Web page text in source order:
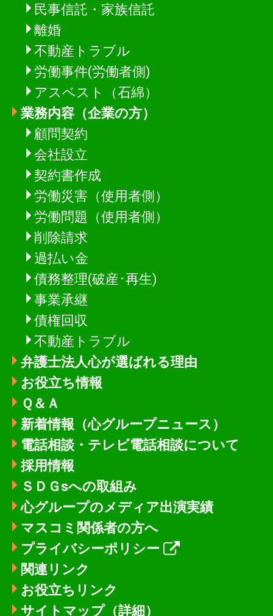
民事信託・家族信託
離婚
不動産トラブル
労働事件(労働者側)
アスベスト（石綿）
業務内容（企業の方）
顧問契約
会社設立
契約書作成
労働災害（使用者側）
労働問題（使用者側）
削除請求
過払い金
債務整理(破産･再生)
事業承継
債権回収
不動産トラブル
弁護士法人心が選ばれる理由
お役立ち情報
Ｑ＆Ａ
新着情報 （心グループニュース）
電話相談・テレビ電話相談について
採用情報
ＳＤＧsへの取組み
心グループのメディア出演実績
マスコミ関係者の方へ
プライバシーポリシー
関連リンク
お役立ちリンク
サイトマップ（詳細）